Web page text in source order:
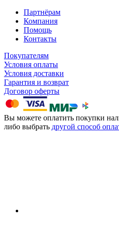
Партнёрам
Компания
Помощь
Контакты
Покупателям
Условия оплаты
Условия доставки
Гарантия и возврат
Договор оферты
Вы можете оплатить покупки
либо выбрать другой способ